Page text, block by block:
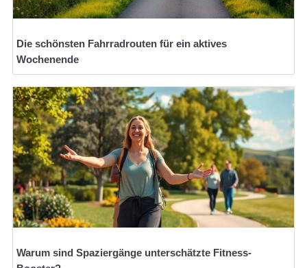
Die schönsten Fahrradrouten für ein aktives
Wochenende
Warum sind Spaziergänge unterschätzte Fitness-